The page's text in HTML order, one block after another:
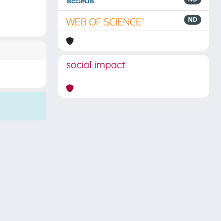
ND
social impact